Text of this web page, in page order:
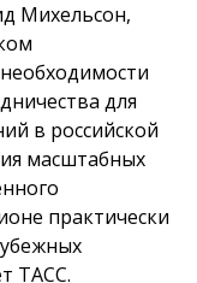
Михельсон,
для
в российской
масштабных
практически
ТАСС.